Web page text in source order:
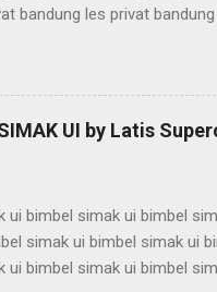
bandung les privat
bandung les privat
les privat bandung les
bandung les privat
les privat bandung les privat
UI by Latis
bimbel simak ui bimbel
simak ui bimbel simak ui
bimbel simak ui bimbel